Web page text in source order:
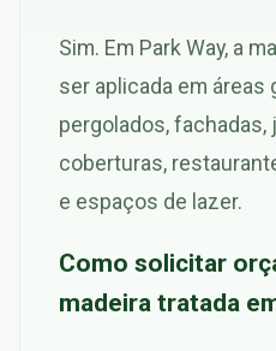
Sim. Em Park Way, a
ser aplicada em áreas
pergolados, fachadas,
coberturas,
e espaços de lazer.
Como solicitar
madeira tratada